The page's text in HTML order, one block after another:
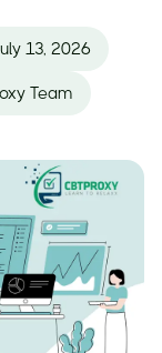
13, 2026
Team